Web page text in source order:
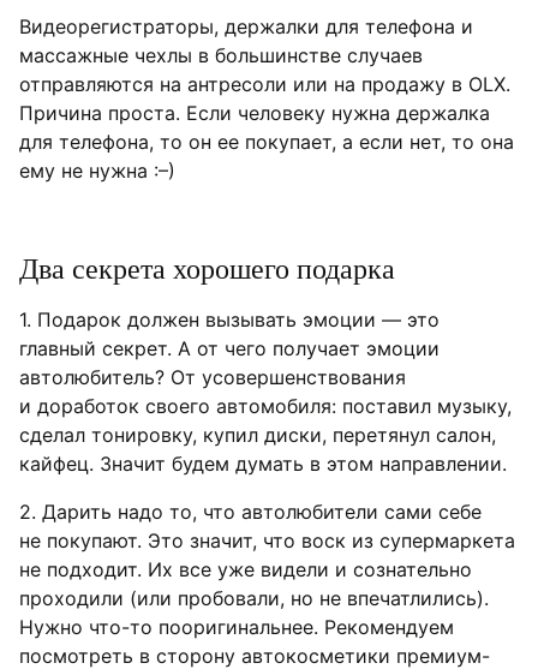
Видеорегистраторы, держалки для телефона и
массажные чехлы в большинстве случаев
отправляются на антресоли или на продажу в OLX.
Причина проста. Если человеку нужна держалка
для телефона, то он ее покупает, а если нет, то она
ему не нужна :–)
Два секрета хорошего подарка
1. Подарок должен вызывать эмоции — это
главный секрет. А от чего получает эмоции
автолюбитель? От усовершенствования
и доработок своего автомобиля: поставил музыку,
сделал тонировку, купил диски, перетянул салон,
кайфец. Значит будем думать в этом направлении.
2. Дарить надо то, что автолюбители сами себе
не покупают. Это значит, что воск из супермаркета
не подходит. Их все уже видели и сознательно
проходили (или пробовали, но не впечатлились).
Нужно что-то пооригинальнее. Рекомендуем
посмотреть в сторону автокосметики премиум-